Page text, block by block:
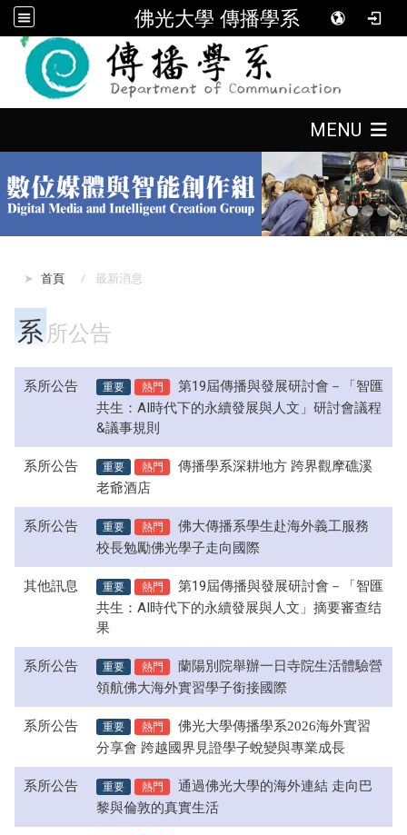
佛光大學 傳播學系
MENU
首頁 最新消息
系所公告
系所公告 重要 熱門
第19屆傳播與發展研討會－「智匯
共生：AI時代下的永續發展與人文」研討會議程
&議事規則
系所公告 重要 熱門
傳播學系深耕地方 跨界觀摩礁溪
老爺酒店
系所公告 重要 熱門
佛大傳播系學生赴海外義工服務
校長勉勵佛光學子走向國際
其他訊息 重要 熱門
第19屆傳播與發展研討會－「智匯
共生：AI時代下的永續發展與人文」摘要審查结
果
系所公告 重要 熱門
蘭陽別院舉辦一日寺院生活體驗營
領航佛大海外實習學子銜接國際
系所公告 重要 熱門
佛光大學傳播學系2026海外實習
分享會 跨越國界見證學子蛻變與專業成長
系所公告 重要 熱門
通過佛光大學的海外連結 走向巴
黎與倫敦的真實生活